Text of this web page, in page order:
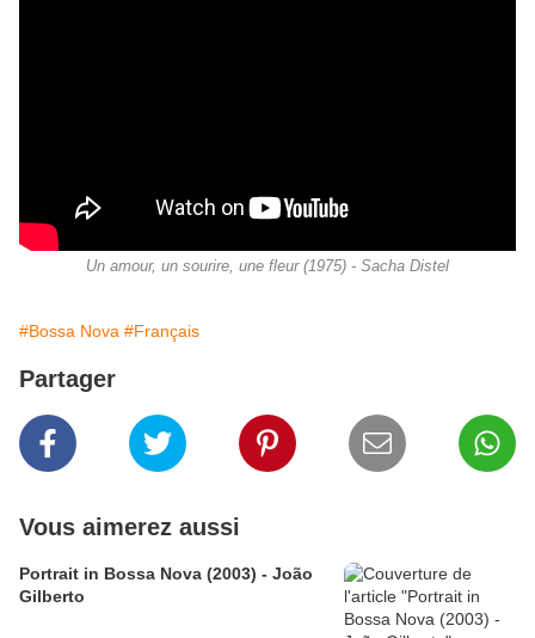
Un amour, un sourire, une fleur (1975) - Sacha Distel
#Bossa Nova #Français
Partager
Vous aimerez aussi
Portrait in Bossa Nova (2003) - João
Gilberto